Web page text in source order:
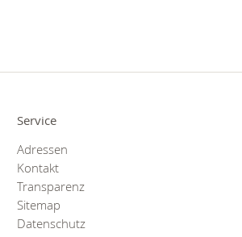
Service
Adressen
Kontakt
Transparenz
Sitemap
Datenschutz